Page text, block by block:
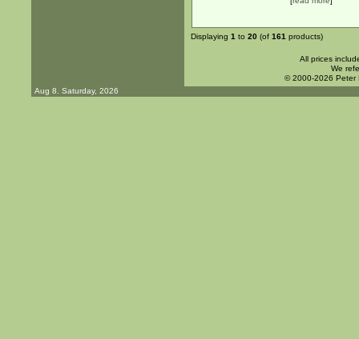
Displaying 1 to 20 (of 161 products)
All prices
We
© 2000-2026 Peter
Aug 8. Saturday, 2026